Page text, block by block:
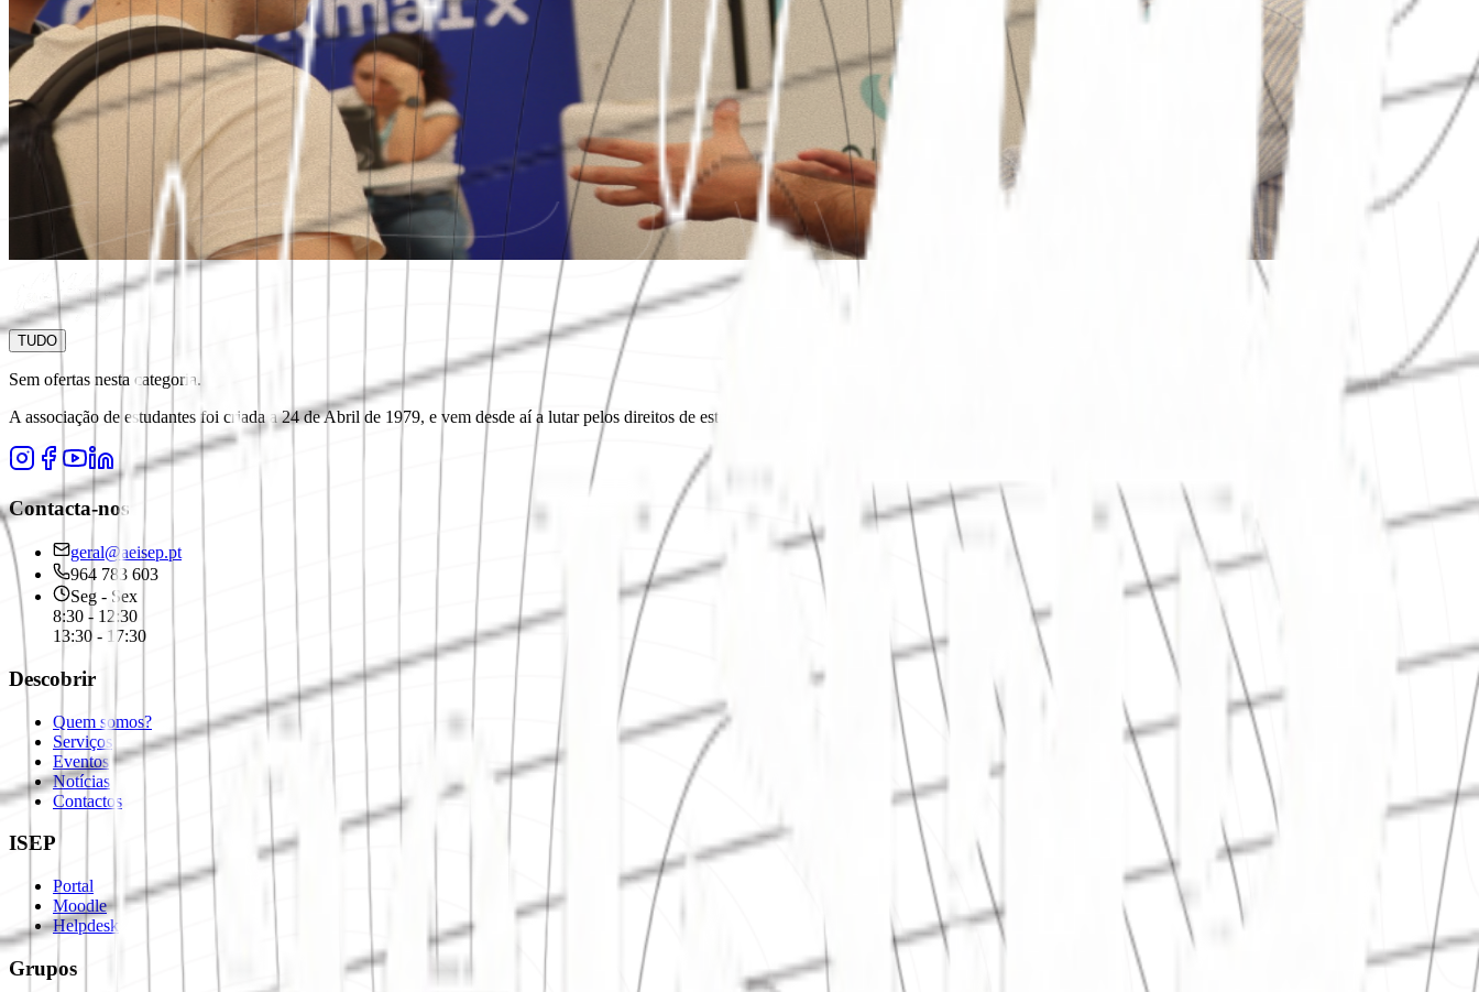
TUDO
Sem ofertas nesta categoria.
A associação de estudantes foi criada a 24 de Abril de 1979, e vem desde aí a lutar pelos direitos de estudante do ISEP. Atualmente é constituída por 14 departamentos e 101 membros.
Contacta-nos
geral@aeisep.pt
964 783 603
Seg - Sex
8:30 - 12:30
13:30 - 17:30
Descobrir
Quem somos?
Serviços
Eventos
Notícias
Contactos
ISEP
Portal
Moodle
Helpdesk
Grupos